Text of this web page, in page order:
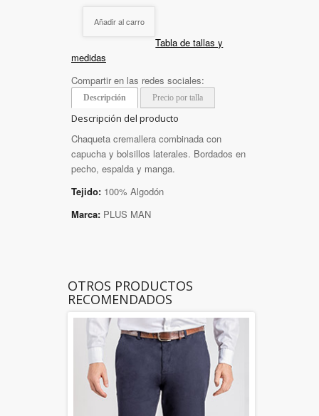
Añadir al carro
Tabla de tallas y
medidas
Compartir en las redes sociales:
Descripción Precio por talla
Descripción del producto
Chaqueta cremallera combinada con
capucha y bolsillos laterales. Bordados en
pecho, espalda y manga.
Tejido: 100% Algodón
Marca: PLUS MAN
OTROS PRODUCTOS
RECOMENDADOS